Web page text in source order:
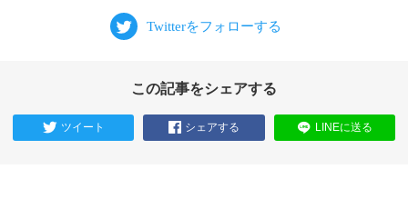
この記事をシェアする
ツイート シェアする LINEに送る